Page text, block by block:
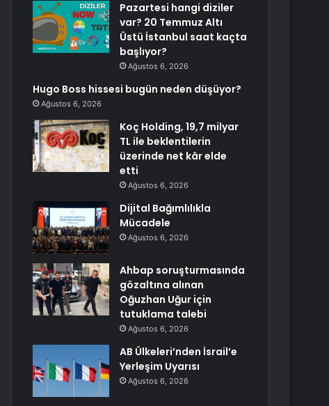
Pazartesi hangi diziler
var? 20 Temmuz Altı
Üstü İstanbul saat kaçta
başlıyor?
Ağustos 6, 2026
Hugo Boss hissesi bugün neden düşüyor?
Ağustos 6, 2026
Koç Holding, 19,7 milyar
TL ile beklentilerin
üzerinde net kâr elde
etti
Ağustos 6, 2026
Dijital Bağımlılıkla
Mücadele
Ağustos 6, 2026
Ahbap soruşturmasında
gözaltına alınan
Oğuzhan Uğur için
tutuklama talebi
Ağustos 6, 2026
AB Ülkeleri’nden İsrail’e
Yerleşim Uyarısı
Ağustos 6, 2026